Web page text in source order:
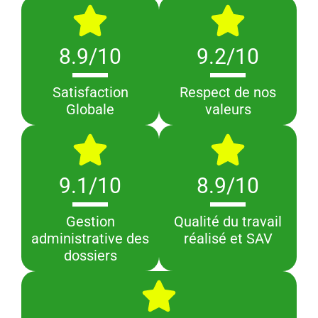
8.9/10
Satisfaction
Globale
9.2/10
Respect de nos
valeurs
9.1/10
Gestion
administrative des
dossiers
8.9/10
Qualité du travail
réalisé et SAV